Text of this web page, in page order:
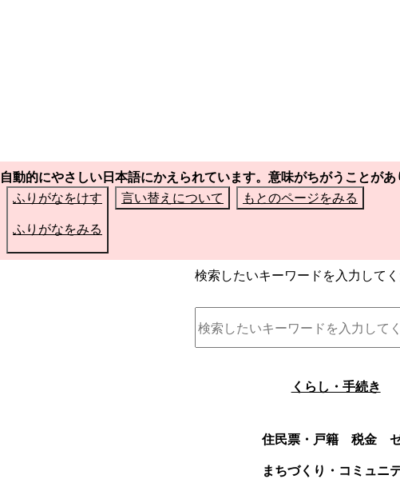
自動的にやさしい日本語にかえられています。意味がちがうことがあ
ふりがなをけす
ふりがなをみる
言い替えについて もとのページをみる
検索したいキーワードを入力して
くらし・手続き
住民票・戸籍 税金
まちづくり・コミュニ